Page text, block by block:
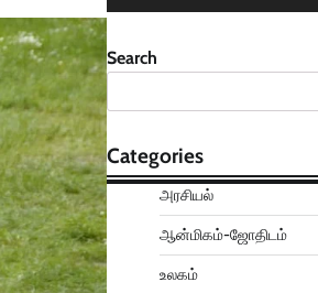
Search
Categories
அரசியல்
ஆன்மிகம்-ஜோதிடம்
உலகம்